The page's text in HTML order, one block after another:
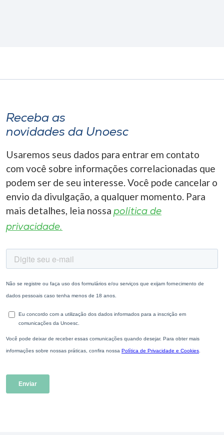
Receba as
novidades da Unoesc
Usaremos seus dados para entrar em contato
com você sobre informações correlacionadas que
podem ser de seu interesse. Você pode cancelar o
envio da divulgação, a qualquer momento. Para
mais detalhes, leia nossa política de
privacidade.